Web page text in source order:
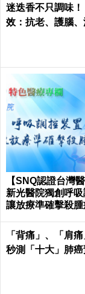
迷迭香不只調味
效：抗老、護腦
【SNQ認證台灣
新光醫院獨創呼
讓放療準確擊殺腫
「背痛」、「肩
秒測「十大」肺